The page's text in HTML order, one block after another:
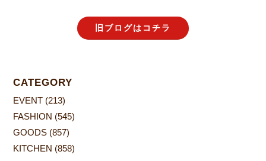
旧ブログはコチラ
CATEGORY
EVENT (213)
FASHION (545)
GOODS (857)
KITCHEN (858)